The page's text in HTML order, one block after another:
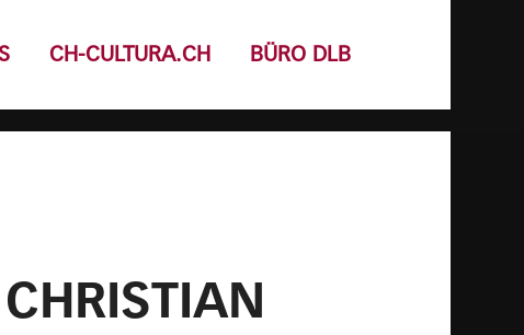
CH-CULTURA.CH BÜRO DLB